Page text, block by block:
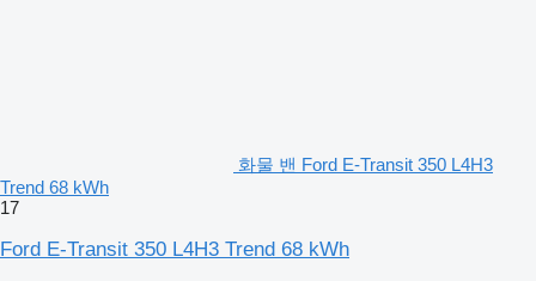
화물 밴 Ford E-Transit 350 L4H3
Trend 68 kWh
17
Ford E-Transit 350 L4H3 Trend 68 kWh